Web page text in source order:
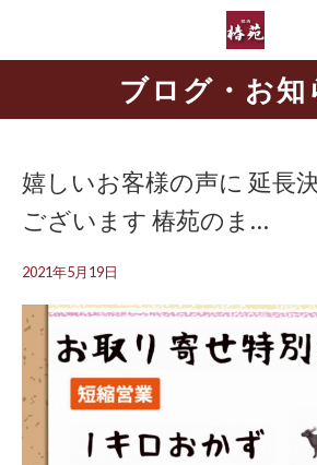
ブログ・お知
嬉しいお客様の声に 延長
ございます️ 椿苑のま…
2021年5月19日